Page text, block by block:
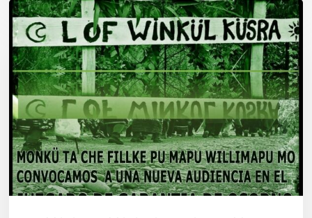
Lof
Winkül
Küsra
convoca
a
apoyar
audiencia
en
Juzgado